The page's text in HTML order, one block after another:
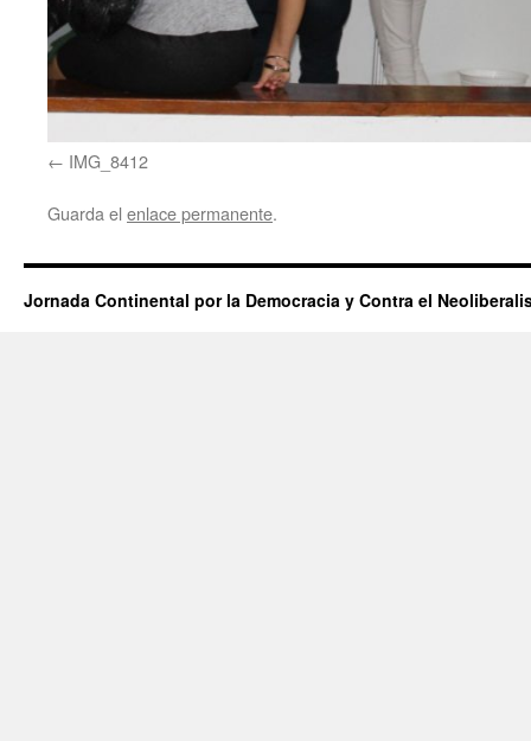
IMG_8412
Guarda el enlace permanente.
Jornada Continental por la Democracia y Contra el